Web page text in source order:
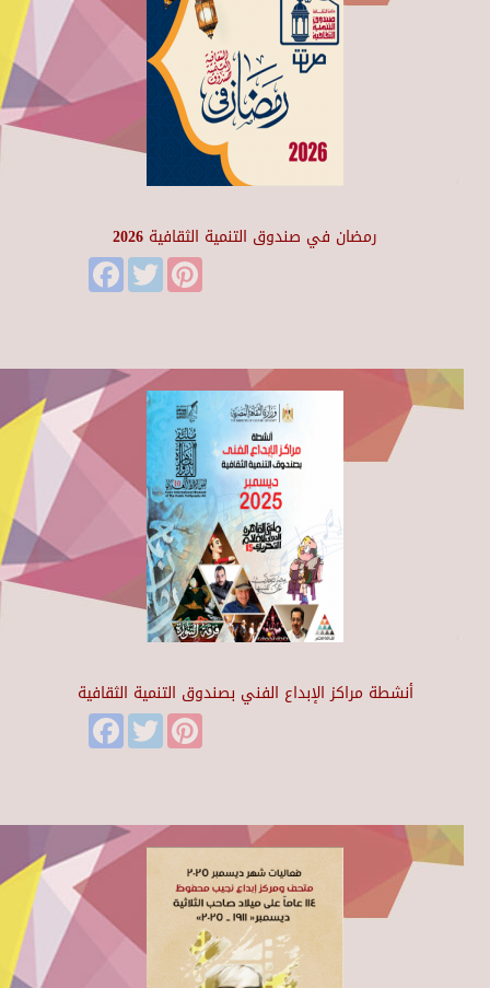
رمضان في صندوق التنمية الثقافية 2026
FacebookTwitter
أنشطة مراكز الإبداع الفني بصندوق التنمية الثقافية
FacebookTwitter